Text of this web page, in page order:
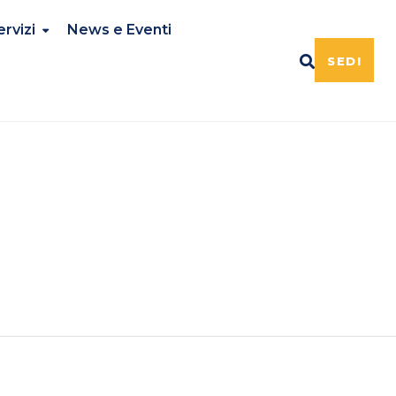
News e Eventi
SEDI